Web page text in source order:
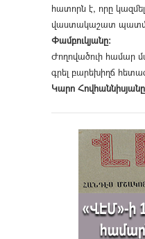
հատորն է, որը
վաստակաշատ
Փամբուկյանը։
Ժողովածուի համար
գրել բարեխիղճ
Կարո